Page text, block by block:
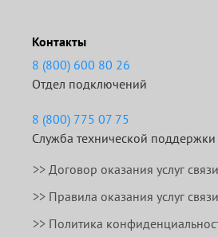
Контакты
8 (800) 600 80 26
Отдел подключений
8 (800) 775 07 75
Служба технической поддержки
>> Договор оказания услуг связи
>> Правила оказания услуг связи
>> Политика